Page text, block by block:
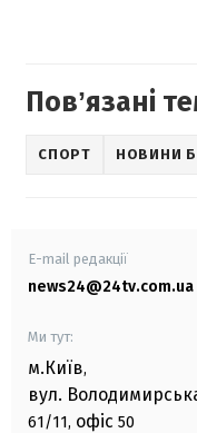
Повʼязані
СПОРТ НОВИНИ
E-mail редакції
news24@24tv.com.ua
Ми тут:
м.Київ,
вул.
61/11, офіс 50